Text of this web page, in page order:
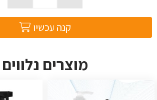
קנה עכשיו
מוצרים נלווים